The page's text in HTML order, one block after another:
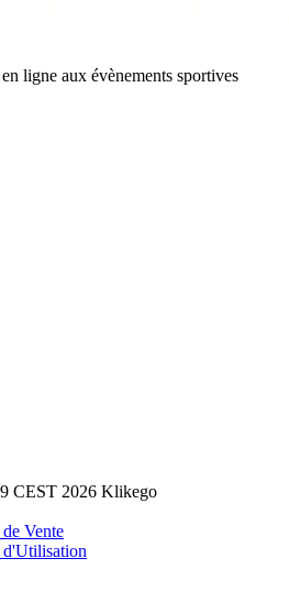
ligne aux évènements sportives
CEST 2026 Klikego
Vente
d'Utilisation